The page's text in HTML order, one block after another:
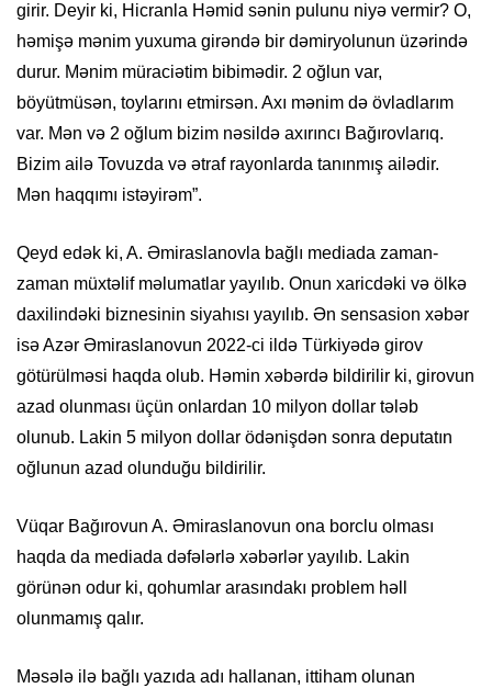
girir. Deyir ki, Hicranla Həmid sənin pulunu niyə vermir? O,
həmişə mənim yuxuma girəndə bir dəmiryolunun üzərində
durur. Mənim müraciətim bibimədir. 2 oğlun var,
böyütmüsən, toylarını etmirsən. Axı mənim də övladlarım
var. Mən və 2 oğlum bizim nəsildə axırıncı Bağırovlarıq.
Bizim ailə Tovuzda və ətraf rayonlarda tanınmış ailədir.
Mən haqqımı istəyirəm”.
Qeyd edək ki, A. Əmiraslanovla bağlı mediada zaman-
zaman müxtəlif məlumatlar yayılıb. Onun xaricdəki və ölkə
daxilindəki biznesinin siyahısı yayılıb. Ən sensasion xəbər
isə Azər Əmiraslanovun 2022-ci ildə Türkiyədə girov
götürülməsi haqda olub. Həmin xəbərdə bildirilir ki, girovun
azad olunması üçün onlardan 10 milyon dollar tələb
olunub. Lakin 5 milyon dollar ödənişdən sonra deputatın
oğlunun azad olunduğu bildirilir.
Vüqar Bağırovun A. Əmiraslanovun ona borclu olması
haqda da mediada dəfələrlə xəbərlər yayılıb. Lakin
görünən odur ki, qohumlar arasındakı problem həll
olunmamış qalır.
Məsələ ilə bağlı yazıda adı hallanan, ittiham olunan